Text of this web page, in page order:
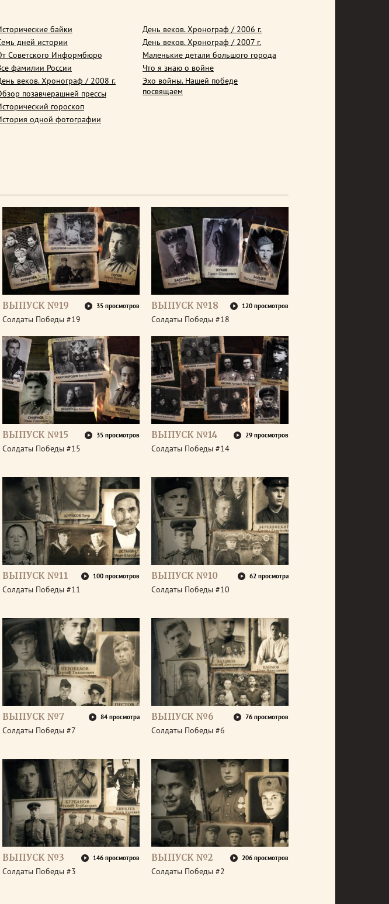
байки
дней истории
Советского Информбюро
фамилии России
веков. Хронограф / 2008 г.
позавчерашней прессы
гороскоп
одной фотографии
День веков. Хронограф / 2006 г.
День веков. Хронограф / 2007 г.
Маленькие детали большого города
Что я знаю о войне
Эхо войны. Нашей победе
посвящаем
ВЫПУСК №19 35 просмотров
Солдаты Победы #19
ВЫПУСК №18 120 просмотров
Солдаты Победы #18
ВЫПУСК №15 35 просмотров
Солдаты Победы #15
ВЫПУСК №14 29 просмотров
Солдаты Победы #14
ВЫПУСК №11 100 просмотров
Солдаты Победы #11
ВЫПУСК №10 62 просмотра
Солдаты Победы #10
ВЫПУСК №7 84 просмотра
Солдаты Победы #7
ВЫПУСК №6 76 просмотров
Солдаты Победы #6
ВЫПУСК №3 146 просмотров
Солдаты Победы #3
ВЫПУСК №2 206 просмотров
Солдаты Победы #2